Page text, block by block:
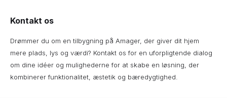
Kontakt os
Drømmer du om en tilbygning på Amager, der giver dit hjem
mere plads, lys og værdi? Kontakt os for en uforpligtende dialog
om dine idéer og mulighederne for at skabe en løsning, der
kombinerer funktionalitet, æstetik og bæredygtighed.